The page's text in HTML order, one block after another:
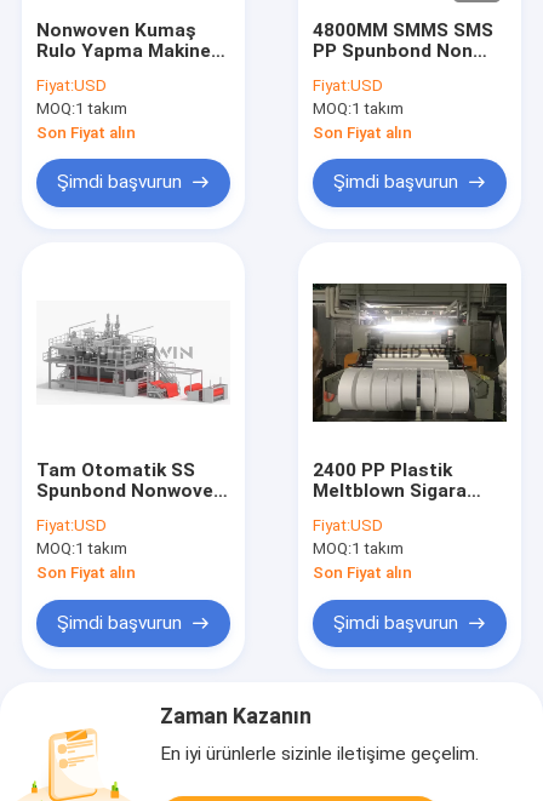
Nonwoven Kumaş
Rulo Yapma Makinesi
Spunbond Üretim
Süreci
Fiyat:USD
MOQ:1 takım
Son Fiyat alın
Şimdi başvurun
4800MM SMMS SMS
PP Spunbond Non
Makine Hattı 20-
200GSM
Fiyat:USD
MOQ:1 takım
Son Fiyat alın
Şimdi başvurun
Tam Otomatik SS
Spunbond Nonwoven
Üretici 10-200GSM
Fiyat:USD
MOQ:1 takım
Son Fiyat alın
Şimdi başvurun
2400 PP Plastik
Meltblown Sigara
Makinesi Ekstrüzyon
Kalıp Temizleme
Fiyat:USD
MOQ:1 takım
Son Fiyat alın
Şimdi başvurun
Zaman Kazanın
En iyi ürünlerle sizinle iletişime geçelim.